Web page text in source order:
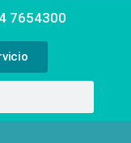
7654300